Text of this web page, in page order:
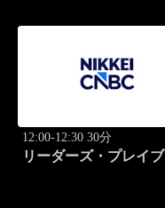
12:00-12:30 30分
リーダーズ・プレイ